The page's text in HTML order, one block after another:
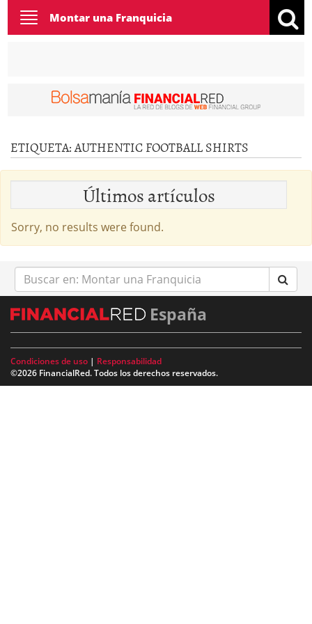
Toggle
navigation
Montar una Franquicia
ETIQUETA:AUTHENTIC FOOTBALL SHIRTS
Últimos artículos
Sorry, no results were found.
Buscar
en:
España
Condiciones de uso | Responsabilidad
©2026 FinancialRed. Todos los derechos reservados.